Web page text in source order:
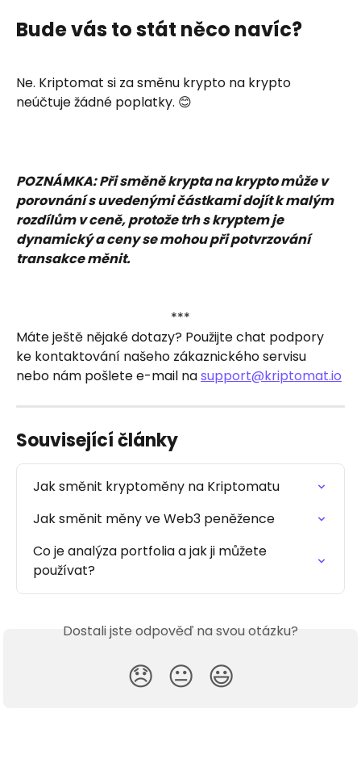
Bude vás to stát něco navíc?
Ne. Kriptomat si za směnu krypto na krypto
neúčtuje žádné poplatky. 😊
POZNÁMKA: Při směně krypta na krypto může v
porovnání s uvedenými částkami dojít k malým
rozdílům v ceně, protože trh s kryptem je
dynamický a ceny se mohou při potvrzování
transakce měnit.
***
Máte ještě nějaké dotazy? Použijte chat podpory
ke kontaktování našeho zákaznického servisu
nebo nám pošlete e-mail na support@kriptomat.io
Související články
Jak směnit kryptoměny na Kriptomatu
Jak směnit měny ve Web3 peněžence
Co je analýza portfolia a jak ji můžete
používat?
Dostali jste odpověď na svou otázku?
😞 😐 😃